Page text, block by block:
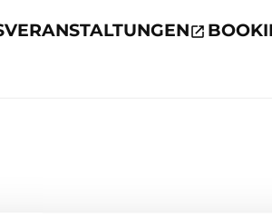
VERANSTALTUNGEN